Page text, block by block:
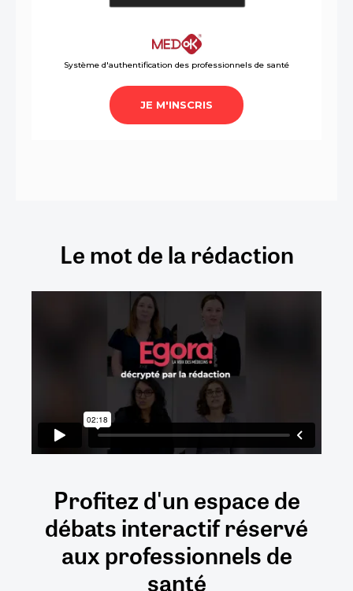
Le mot de la rédaction
Profitez d'un espace de
débatsinteractifréservé
auxprofessionnels de
santé